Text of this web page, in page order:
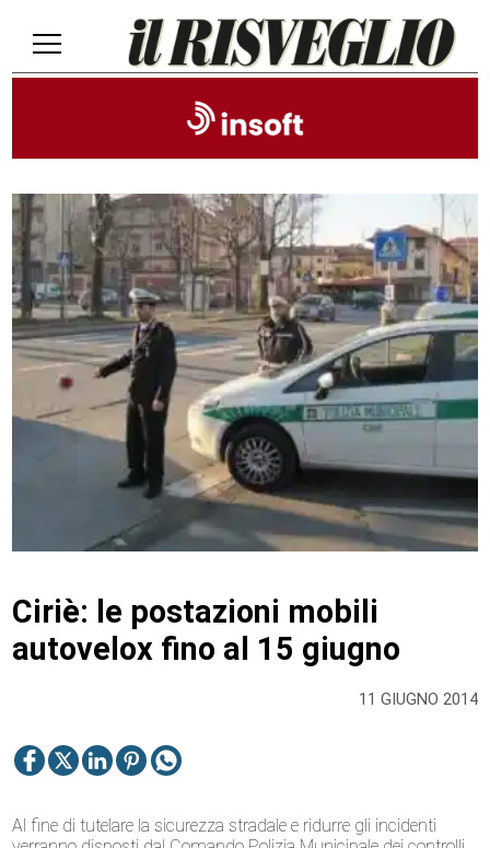
11 GIUGNO 2014
Ciriè: le postazioni mobili
autovelox fino al 15 giugno
Al fine di tutelare la sicurezza stradale e ridurre gli incidenti